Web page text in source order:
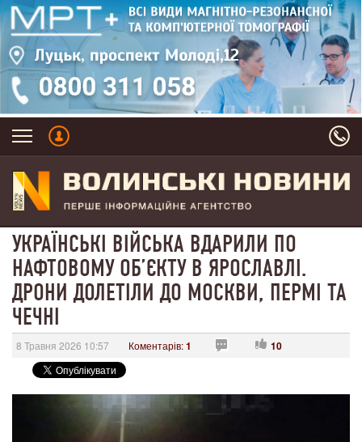
УКРАЇНСЬКІ ВІЙСЬКА ВДАРИЛИ ПО
НАФТОВОМУ ОБʼЄКТУ В ЯРОСЛАВЛІ.
ДРОНИ ДОЛЕТІЛИ ДО МОСКВИ, ПЕРМІ ТА
ЧЕЧНІ
8 Травня 2026 10:57 Коментарів:1 10